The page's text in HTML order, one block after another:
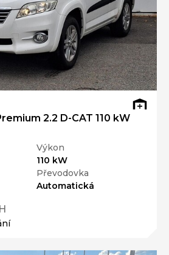
2.2 D-CAT 110 kW
Výkon
110 kW
Převodovka
Automatická